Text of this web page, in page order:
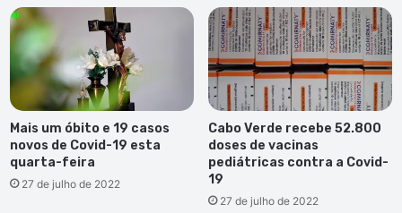
Mais um óbito e 19 casos
novos de Covid-19 esta
quarta-feira
27 de julho de 2022
Cabo Verde recebe 52.800
doses de vacinas
pediátricas contra a Covid-
19
27 de julho de 2022